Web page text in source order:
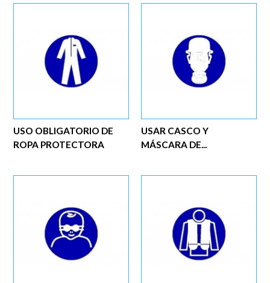
USAR CASCO Y
MÁSCARA DE...
USO OBLIGATORIO DE
ROPA PROTECTORA